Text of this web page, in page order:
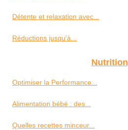
Détente et relaxation avec...
Réductions jusqu'à...
Nutrition
Optimiser la Performance...
Alimentation bébé : des...
Quelles recettes minceur...